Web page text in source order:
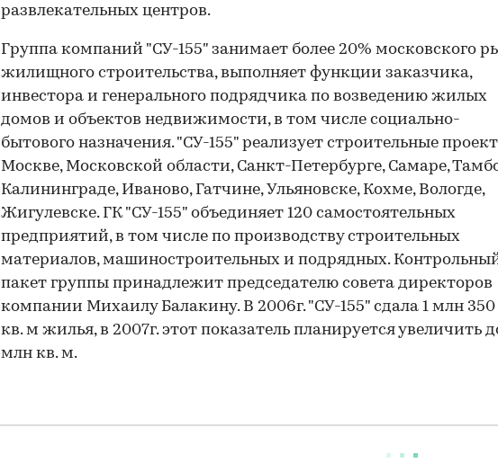
развлекательных центров.
Группа компаний "СУ-155" занимает более 20% московского
жилищного строительства, выполняет функции заказчика,
инвестора и генерального подрядчика по возведению жилых
домов и объектов недвижимости, в том числе социально-
бытового назначения. "СУ-155" реализует строительные
Москве, Московской области, Санкт-Петербурге, Самаре,
Калининграде, Иваново, Гатчине, Ульяновске, Кохме, Вологде,
Жигулевске. ГК "СУ-155" объединяет 120 самостоятельных
предприятий, в том числе по производству строительных
материалов, машиностроительных и подрядных.
пакет группы принадлежит председателю совета директоров
компании Михаилу Балакину. В 2006г. "СУ-155" сдала 1 млн 350
кв. м жилья, в 2007г. этот показатель планируется увеличить
млн кв. м.